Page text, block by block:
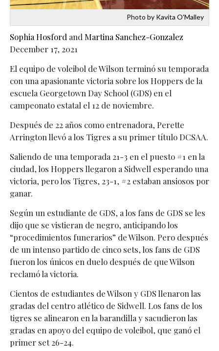
Photo by Kavita O'Malley
Sophia Hosford and Martina Sanchez-Gonzalez
December 17, 2021
El equipo de voleibol de Wilson terminó su temporada
con una apasionante victoria sobre los Hoppers de la
escuela Georgetown Day School (GDS) en el
campeonato estatal el 12 de noviembre.
Después de 22 años como entrenadora, Perette
Arrington llevó a los Tigres a su primer título DCSAA.
Saliendo de una temporada 21-3 en el puesto #1 en la
ciudad, los Hoppers llegaron a Sidwell esperando una
victoria, pero los Tigres, 23-1, #2 estaban ansiosos por
ganar.
Según un estudiante de GDS, a los fans de GDS se les
dijo que se vistieran de negro, anticipando los
“procedimientos funerarios” de Wilson. Pero después
de un intenso partido de cinco sets, los fans de GDS
fueron los únicos en duelo después de que Wilson
reclamó la victoria.
Cientos de estudiantes de Wilson y GDS llenaron las
gradas del centro atlético de Sidwell. Los fans de los
tigres se alinearon en la barandilla y sacudieron las
gradas en apoyo del equipo de voleibol, que ganó el
primer set 26-24.